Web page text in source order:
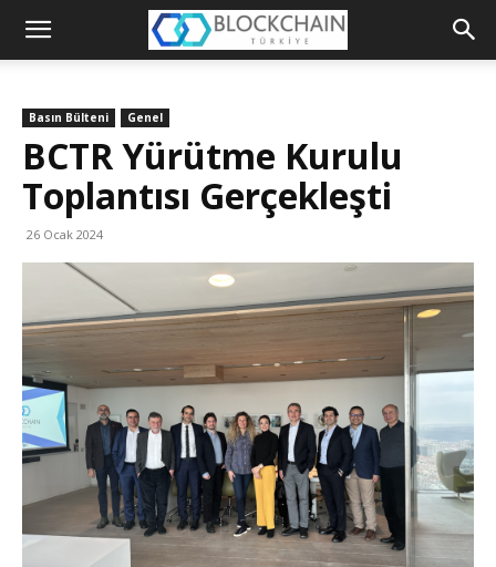
Blockchain
Basın Bülteni Genel
BCTR Yürütme Kurulu
Toplantısı Gerçekleşti
26 Ocak 2024